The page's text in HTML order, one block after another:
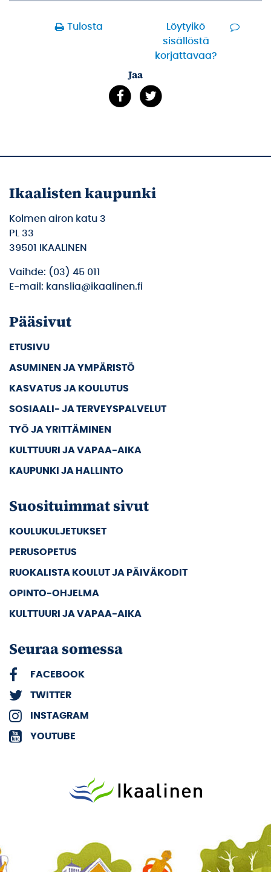
Tulosta
Löytyikö
sisällöstä
korjattavaa?
Jaa
Ikaalisten kaupunki
Kolmen airon katu 3
PL 33
39501 IKAALINEN
Vaihde: (03) 45 011
E-mail: kanslia@ikaalinen.fi
Pääsivut
ETUSIVU
ASUMINEN JA YMPÄRISTÖ
KASVATUS JA KOULUTUS
SOSIAALI- JA TERVEYSPALVELUT
TYÖ JA YRITTÄMINEN
KULTTUURI JA VAPAA-AIKA
KAUPUNKI JA HALLINTO
Suosituimmat sivut
KOULUKULJETUKSET
PERUSOPETUS
RUOKALISTA KOULUT JA PÄIVÄKODIT
OPINTO-OHJELMA
KULTTUURI JA VAPAA-AIKA
Seuraa somessa
FACEBOOK
TWITTER
INSTAGRAM
YOUTUBE